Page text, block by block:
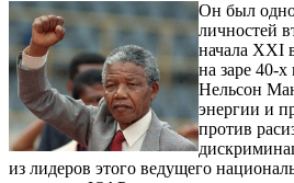
Он был
личностей
начала ХХI
на заре 40-
Нельсон
энергии и
против
из лидеров этого ведущего